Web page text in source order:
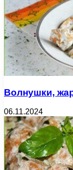
Волнушки,
06.11.2024